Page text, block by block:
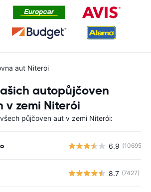
aut Niteroi
autopůjčoven
v zemi Niterói
půjčoven aut v zemi Niterói:
6.9 (10695)
8.7 (7427)